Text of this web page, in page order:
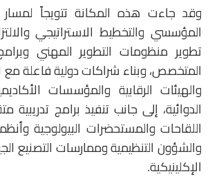
وقد جاءت هذه المكانة تتويجاً
المؤسسي والتخطيط الاستراتيجي
تطوير منظومات التطوير المهني
المتخصص، وبناء شراكات دولية فاعلة مع
والهيئات الرقابية والمؤسسات
الدوائية، إلى جانب تنفيذ برامج
اللقاحات والمستحضرات البيولوجية
الإكلينيكية.